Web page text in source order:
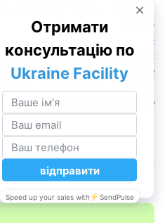
Домино: Учусь считать,
образования
и все
и дидактические
от производителя и с
Для этого просто оформите
или свяжитесь с нашими
всю необходимую